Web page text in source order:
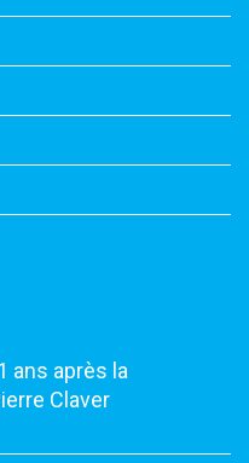
ans après la
Claver